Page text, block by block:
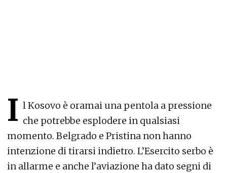
I l Kosovo è oramai una pentola a pressione
che potrebbe esplodere in qualsiasi
momento. Belgrado e Pristina non hanno
intenzione di tirarsi indietro. L’Esercito serbo è
in allarme e anche l’aviazione ha dato segni di